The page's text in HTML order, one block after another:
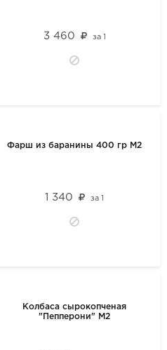
3 460 за 1
Фарш из баранины 400 гр М2
1 340 за1
Колбаса сырокопченая
"Пепперони" М2